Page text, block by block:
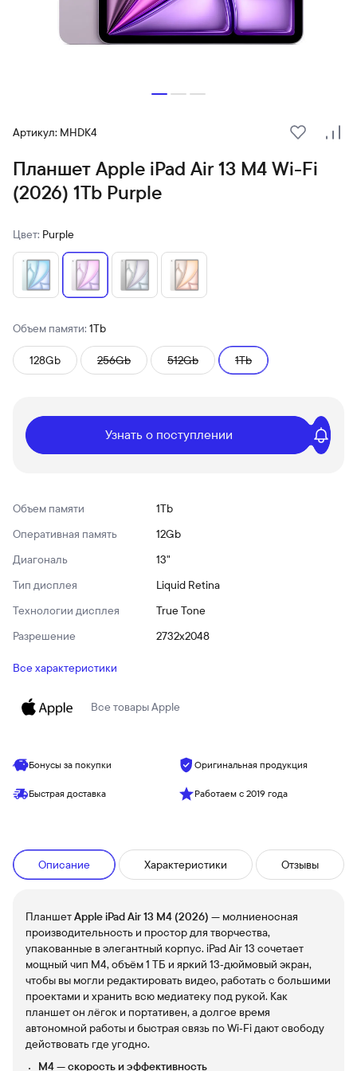
Артикул: MHDK4
В
Планшет Apple iPad Air 13 M4 Wi-Fi
(2026) 1Tb Purple
Цвет: Purple
Объем памяти: 1Tb
128Gb 256Gb 512Gb 1Tb
Узнать о поступлении
Объем памяти
1Tb
Оперативная память
12Gb
Диагональ
13"
Тип дисплея
Liquid Retina
Технологии дисплея
True Tone
Разрешение
2732x2048
Все характеристики
Все товарыApple
Бонусы за покупки Оригинальная продукция
Быстрая доставка Работаем с 2019 года
Описание Характеристики Отзывы
ПланшетApple iPad Air 13 M4 (2026) — молниеносная
производительность и простор для творчества,
упакованные в элегантный корпус. iPad Air 13 сочетает
мощный чип M4, объём 1 ТБ и яркий 13‑дюймовый экран,
чтобы вы могли редактировать видео, работать с большими
проектами и хранить всю медиатеку под рукой. Как
планшет он лёгок и портативен, а долгое время
автономной работы и быстрая связь по Wi‑Fi дают свободу
действовать где угодно.
M4 — скорость и эффективность